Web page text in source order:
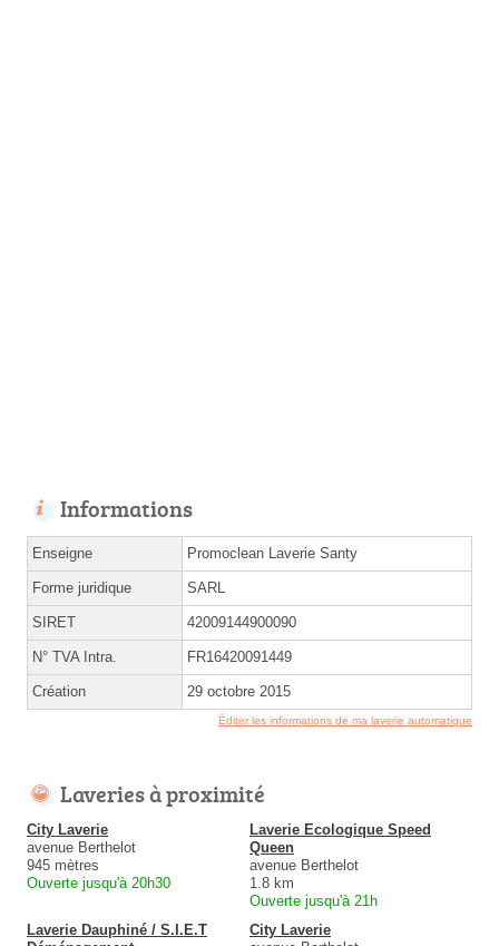
Informations
Enseigne Promoclean Laverie Santy
Forme juridique SARL
SIRET 42009144900090
N° TVA Intra. FR16420091449
Création 29 octobre 2015
Éditer les informations de ma laverie automatique
Laveries à proximité
City Laverie
avenue Berthelot
945 mètres
Ouverte jusqu'à 20h30
Laverie Ecologique Speed
Queen
avenue Berthelot
1.8 km
Ouverte jusqu'à 21h
Laverie Dauphiné / S.I.E.T
City Laverie